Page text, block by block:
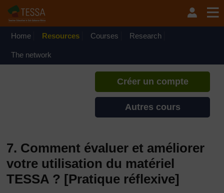
Home Resources Courses Research
The network
Si vous créez un compte, vous
pouvez établir un profil
Créer un compte
Autres cours
7. Comment évaluer et améliorer
votre utilisation du matériel
TESSA ? [Pratique réflexive]